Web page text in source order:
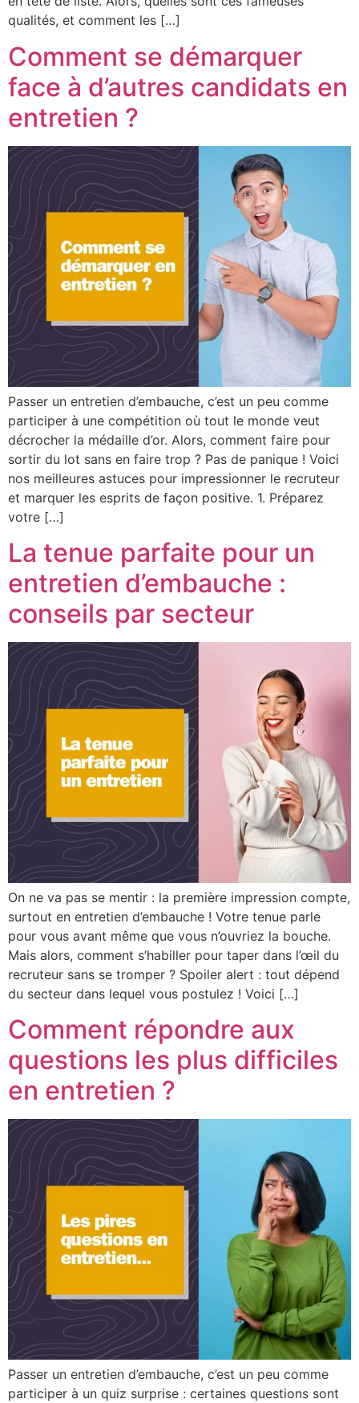
qualités, et comment les […]
Comment se démarquer
face à d’autres candidats en
entretien ?
Passer un entretien d’embauche, c’est un peu comme
participer à une compétition où tout le monde veut
décrocher la médaille d’or. Alors, comment faire pour
sortir du lot sans en faire trop ? Pas de panique ! Voici
nos meilleures astuces pour impressionner le recruteur
et marquer les esprits de façon positive. 1. Préparez
votre […]
La tenue parfaite pour un
entretien d’embauche :
conseils par secteur
On ne va pas se mentir : la première impression compte,
surtout en entretien d’embauche ! Votre tenue parle
pour vous avant même que vous n’ouvriez la bouche.
Mais alors, comment s’habiller pour taper dans l’œil du
recruteur sans se tromper ? Spoiler alert : tout dépend
du secteur dans lequel vous postulez ! Voici […]
Comment répondre aux
questions les plus difficiles
en entretien ?
Passer un entretien d’embauche, c’est un peu comme
participer à un quiz surprise : certaines questions sont